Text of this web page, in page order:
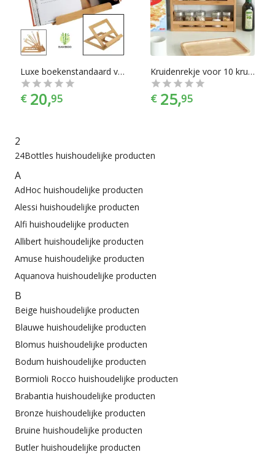
prijscategorieën, voor ieder is er wel wat wils. En met ook
nog eens de juiste kleurselectie vind je de kleur die het beste
bij jouw keukeninrichting past.
Luxe boekenstandaard van bamboe hout - Boekenhouder voor o.a. kookboek (als kookboekstandaard in keuken), tablet of boek - Kookboeken standaard - Boekensteun, verstelbaar & inklapbaar - Decopatent®
€ 20,95
Kruidenrekje voor 10 kruidenpotjes - Keukenrek / staand specerijen rek van bamboe hout - 2 laags keukenorganizer voor aanrecht - Decopatent®
€ 25,95
2
24Bottles huishoudelijke producten
A
AdHoc huishoudelijke producten
Alessi huishoudelijke producten
Alfi huishoudelijke producten
Allibert huishoudelijke producten
Amuse huishoudelijke producten
Aquanova huishoudelijke producten
B
Beige huishoudelijke producten
Blauwe huishoudelijke producten
Blomus huishoudelijke producten
Bodum huishoudelijke producten
Bormioli Rocco huishoudelijke producten
Brabantia huishoudelijke producten
Bronze huishoudelijke producten
Bruine huishoudelijke producten
Butler huishoudelijke producten